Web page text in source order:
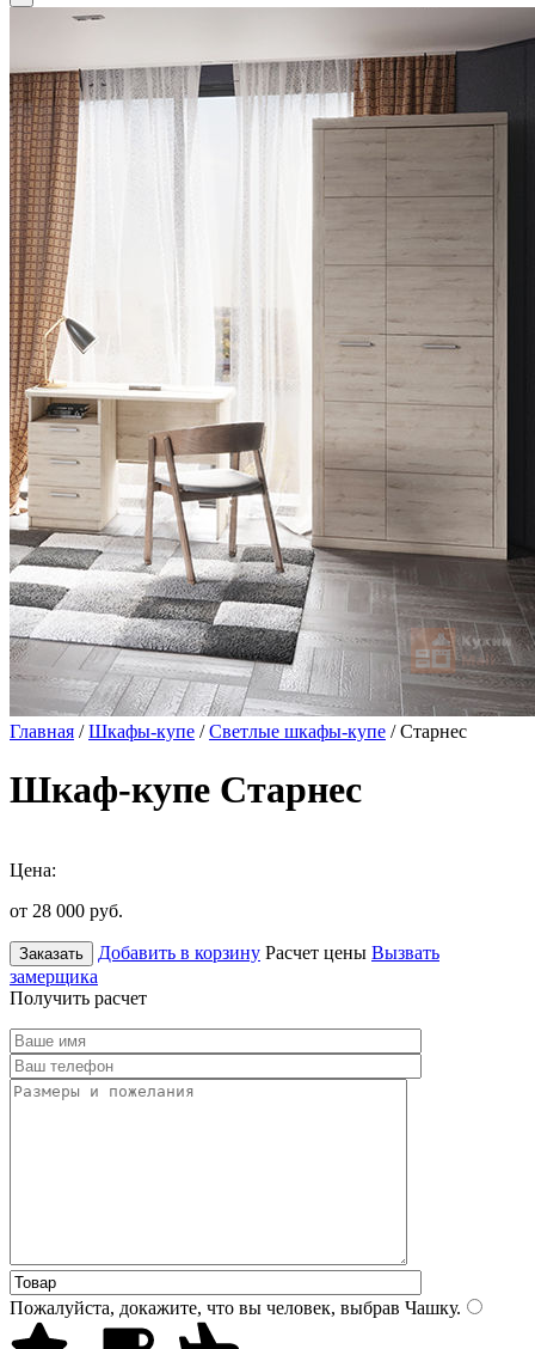
Главная /Шкафы-купе /Светлые шкафы-купе / Старнес
Шкаф-купе Старнес
Цена:
от 28 000 руб.
Заказать Добавить в корзину Расчет цены Вызвать
замерщика
Получить расчет
Пожалуйста, докажите, что вы человек, выбрав Чашку.